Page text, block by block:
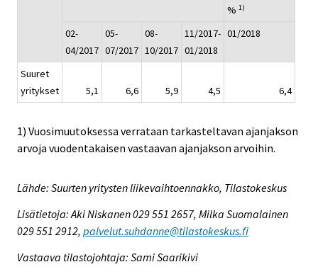
% 1)
02-
04/2017
05-
07/2017
08-
10/2017
11/2017-
01/2018
01/2018
Suuret
yritykset
5,1 6,6 5,9 4,5 6,4
1) Vuosimuutoksessa verrataan tarkasteltavan ajanjakson
arvoja vuodentakaisen vastaavan ajanjakson arvoihin.
Lähde: Suurten yritysten liikevaihtoennakko, Tilastokeskus
Lisätietoja: Aki Niskanen 029 551 2657, Milka Suomalainen
029 551 2912, palvelut.suhdanne@tilastokeskus.fi
Vastaava tilastojohtaja: Sami Saarikivi